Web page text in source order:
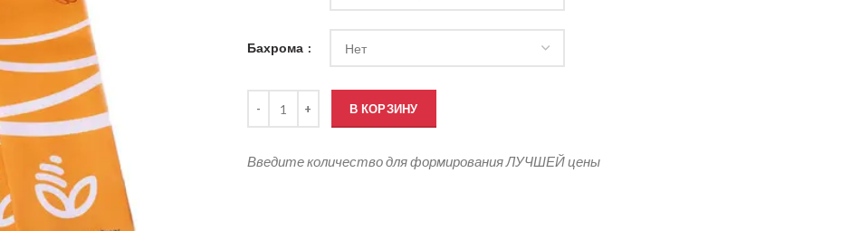
Бахрома
В КОРЗИНУ
Введите количество для формирования ЛУЧШЕЙ цены